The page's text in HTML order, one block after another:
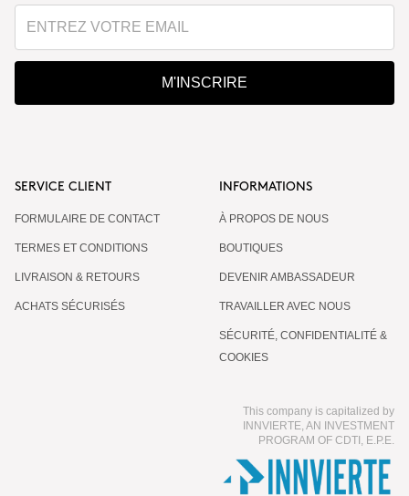
M'INSCRIRE
SERVICE CLIENT
FORMULAIRE DE CONTACT
TERMES ET CONDITIONS
LIVRAISON & RETOURS
ACHATS SÉCURISÉS
INFORMATIONS
À PROPOS DE NOUS
BOUTIQUES
DEVENIR AMBASSADEUR
TRAVAILLER AVEC NOUS
SÉCURITÉ, CONFIDENTIALITÉ &
COOKIES
This company is capitalized by
INNVIERTE, AN INVESTMENT
PROGRAM OF CDTI, E.P.E.